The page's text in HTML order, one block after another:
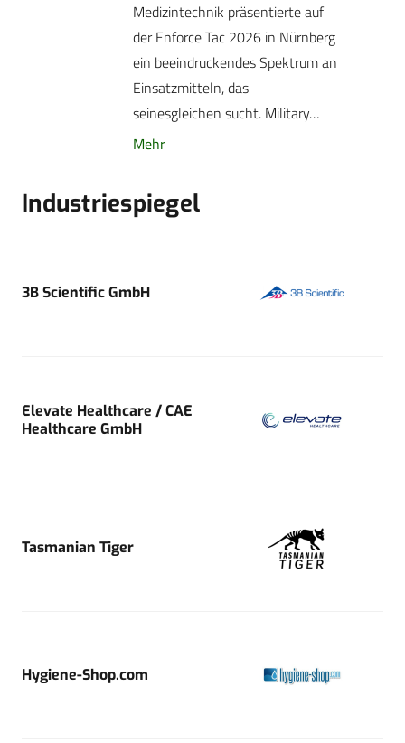
Medizintechnik präsentierte auf
der Enforce Tac 2026 in Nürnberg
ein beeindruckendes Spektrum an
Einsatzmitteln, das
seinesgleichen sucht. Military…
Mehr
Industriespiegel
3B Scientific GmbH
Elevate Healthcare / CAE
Healthcare GmbH
Tasmanian Tiger
Hygiene-Shop.com